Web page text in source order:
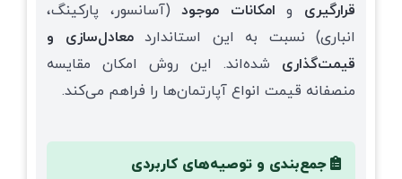
قرارگیری و امکانات موجود(آسانسور، پارکینگ،
انباری) نسبت به این استانداردمعادل‌سازی و
قیمت‌گذاری شده‌اند. این روش امکان مقایسه
منصفانه قیمت انواع آپارتمان‌ها را فراهم می‌کند.
جمع‌بندی و توصیه‌های کاربردی